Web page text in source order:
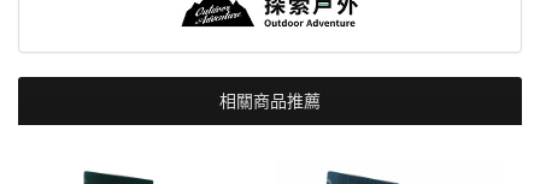
相關商品推薦